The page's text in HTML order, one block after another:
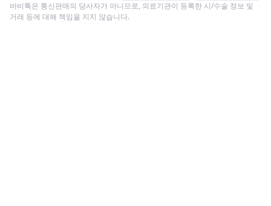
바비톡은 통신판매의 당사자가 아니므로, 의료기관이 등록한 시/수술 정보 및
거래 등에 대해 책임을 지지 않습니다.